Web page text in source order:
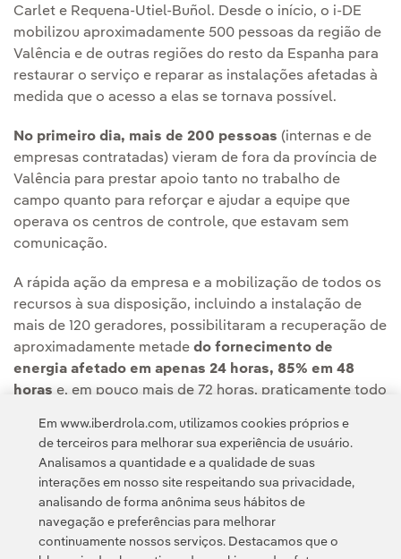
Carlet e Requena-Utiel-Buñol. Desde o início, o i-DE
mobilizou aproximadamente 500 pessoas da região de
Valência e de outras regiões do resto da Espanha para
restaurar o serviço e reparar as instalações afetadas à
medida que o acesso a elas se tornava possível.
No primeiro dia, mais de 200 pessoas (internas e de
empresas contratadas) vieram de fora da província de
Valência para prestar apoio tanto no trabalho de
campo quanto para reforçar e ajudar a equipe que
operava os centros de controle, que estavam sem
comunicação.
A rápida ação da empresa e a mobilização de todos os
recursos à sua disposição, incluindo a instalação de
mais de 120 geradores, possibilitaram a recuperação de
aproximadamente metade do fornecimento de
energia afetado em apenas 24 horas, 85% em 48
horas e, em pouco mais de 72 horas, praticamente todo
Política de Privacidade Informação legal
Em www.iberdrola.com, utilizamos cookies próprios e
de terceiros para melhorar sua experiência de usuário.
Analisamos a quantidade e a qualidade de suas
interações em nosso site respeitando sua privacidade,
analisando de forma anônima seus hábitos de
navegação e preferências para melhorar
continuamente nossos serviços. Destacamos que o